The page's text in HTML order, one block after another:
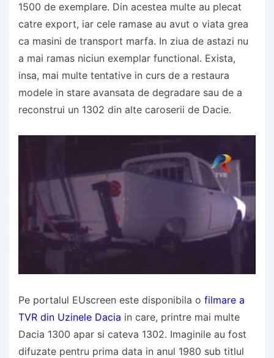
1500 de exemplare. Din acestea multe au plecat
catre export, iar cele ramase au avut o viata grea
ca masini de transport marfa. In ziua de astazi nu
a mai ramas niciun exemplar functional. Exista,
insa, mai multe tentative in curs de a restaura
modele in stare avansata de degradare sau de a
reconstrui un 1302 din alte caroserii de Dacie.
Pe portalul EUscreen este disponibila o filmare a
TVR din Uzinele Dacia in care, printre mai multe
Dacia 1300 apar si cateva 1302. Imaginile au fost
difuzate pentru prima data in anul 1980 sub titlul